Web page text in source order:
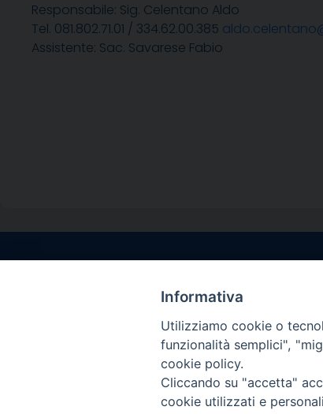
Responsabile: Sig. Celentano Aldo
Tel. 081.802.71.01 / 334.62.00.385
Assistente: Sac. Savarese Fabio
Via Santa
Sorrento (NA)
tel. 0818781244
Giorni ed
Venerdì ore
Informativa
Utilizziamo cookie o
funzionalità semplici",
cookie policy.
Cliccando su "accetta"
cookie utilizzati e